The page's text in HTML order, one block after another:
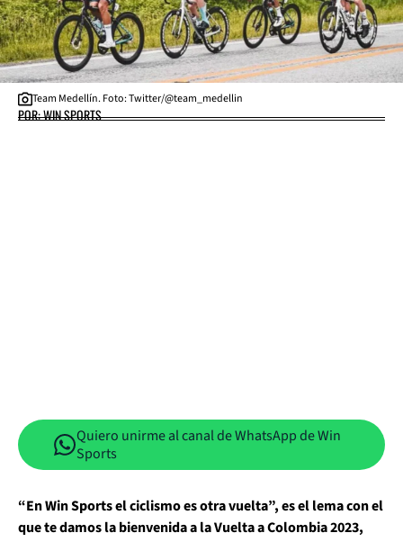
Team Medellín. Foto: Twitter/@team_medellin
POR: WIN SPORTS
Quiero unirme al canal de WhatsApp de Win
Sports
“En Win Sports el ciclismo es otra vuelta”, es el lema con el
que te damos la bienvenida a la Vuelta a Colombia 2023,